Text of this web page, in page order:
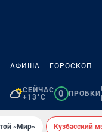
АФИША ГОРОСКОП
СЕЙЧАС
+13°C
0 ПРОБКИ
«Мир» Кузбасский